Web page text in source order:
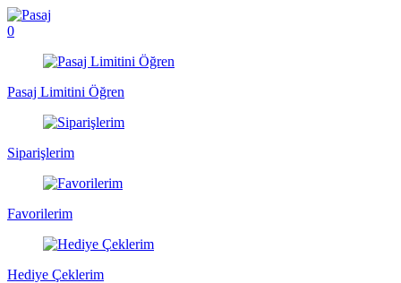
0
Pasaj Limitini Öğren
Siparişlerim
Favorilerim
Hediye Çeklerim